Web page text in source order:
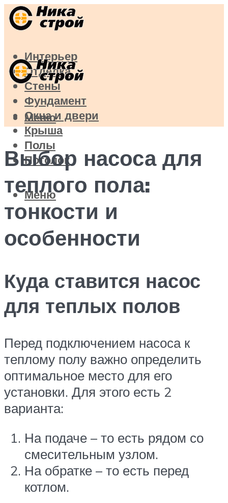
Интерьер
Отделка
Стены
Фундамент
Окна и двери
Крыша
Полы
Потолок
Меню
Меню
Выбор насоса для
теплого пола:
тонкости и
особенности
Куда ставится насос
для теплых полов
Перед подключением насоса к
теплому полу важно определить
оптимальное место для его
установки. Для этого есть 2
варианта:
На подаче – то есть рядом со
смесительным узлом.
На обратке – то есть перед
котлом.